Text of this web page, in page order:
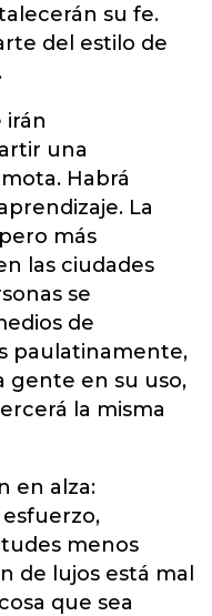
su fe.
del estilo de
irán
una
Habrá
La
más
las ciudades
se
de
paulatinamente,
gente en su uso,
la misma
en alza:
menos
de lujos está mal
que sea